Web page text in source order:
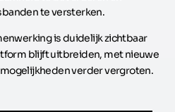
te versterken.
is duidelijk zichtbaar
blijft uitbreiden, met nieuwe
verder vergroten.